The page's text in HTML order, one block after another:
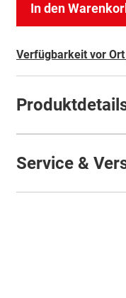
In den
Verfügbarkeit vor
Service &